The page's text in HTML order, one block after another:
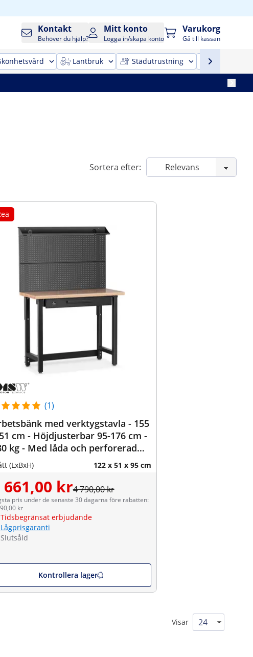
Kontakt
Behöver du hjälp?
Mitt konto
Logga in/skapa konto
Varukorg
Gå till kassan
Lantbruk Städutrustning
Sortera efter:
(1)
med verktygstavla - 155
cm - Höjdjusterbar 95-176 cm -
kg - Med låda och perforerad
(LxBxH) 122 x 51 x 95 cm
661,00 kr4 790,00 kr
pris under de senaste 30 dagarna före rabatten:
kr
Tidsbegränsat erbjudande
Lågprisgaranti
Slutsåld
Kontrollera lager
Visar